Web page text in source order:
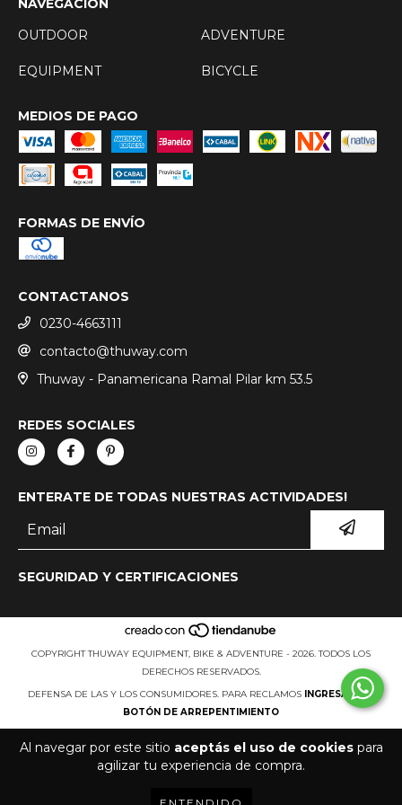
Al navegar por este sitio aceptás el uso de cookiespara
agilizar tu experiencia de compra.
NAVEGACIÓN
OUTDOOR
ADVENTURE
EQUIPMENT BICYCLE
MEDIOS DE PAGO
FORMAS DE ENVÍO
CONTACTANOS
0230-4663111
contacto@thuway.com
Thuway - Panamericana Ramal Pilar km 53.5
REDES SOCIALES
ENTERATE DE TODAS NUESTRAS ACTIVIDADES!
SEGURIDAD Y CERTIFICACIONES
COPYRIGHT THUWAY EQUIPMENT, BIKE & ADVENTURE - 2026. TODOS LOS
DERECHOS RESERVADOS.
DEFENSA DE LAS Y LOS CONSUMIDORES. PARA RECLAMOS INGRESÁ ACÁ.
BOTÓN DE ARREPENTIMIENTO